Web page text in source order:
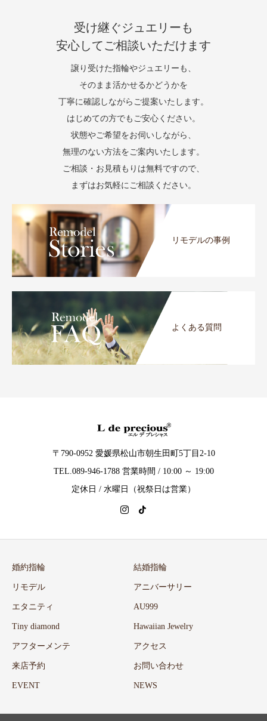
受け継ぐジュエリーも
安心してご相談いただけます
譲り受けた指輪やジュエリーも、
そのまま活かせるかどうかを
丁寧に確認しながらご提案いたします。
はじめての方でもご安心ください。
状態やご希望をお伺いしながら、
無理のない方法をご案内いたします。
ご相談・お見積もりは無料ですので、
まずはお気軽にご相談ください。
リモデルの事例
よくある質問
〒790-0952 愛媛県松山市朝生田町5丁目2-10
TEL.089-946-1788 営業時間 / 10:00 ～ 19:00
定休日 / 水曜日（祝祭日は営業）
婚約指輪 結婚指輪
リモデル アニバーサリー
エタニティ AU999
Tiny diamond Hawaiian Jewelry
アフターメンテ アクセス
来店予約 お問い合わせ
EVENT NEWS